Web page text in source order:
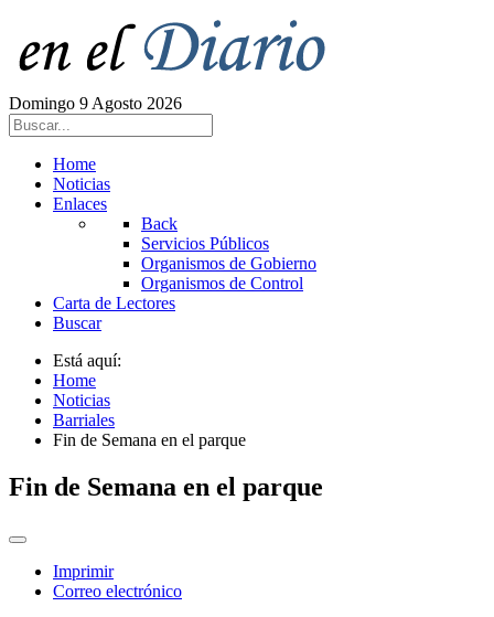
Domingo 9 Agosto 2026
Home
Noticias
Enlaces
Back
Servicios Públicos
Organismos de Gobierno
Organismos de Control
Carta de Lectores
Buscar
Está aquí:
Home
Noticias
Barriales
Fin de Semana en el parque
Fin de Semana en el parque
Imprimir
Correo electrónico